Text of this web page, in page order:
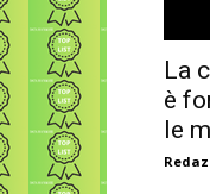
La
è
le